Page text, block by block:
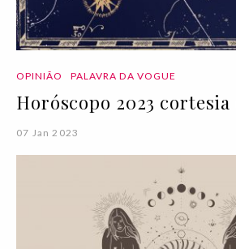
OPINIÃO PALAVRA DA VOGUE
Horóscopo 2023 cortesia
07 Jan 2023